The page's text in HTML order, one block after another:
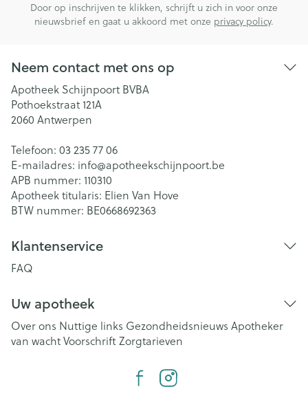
Door op inschrijven te klikken, schrijft u zich in voor onze
nieuwsbrief en gaat u akkoord met onze privacy policy.
Neem contact met ons op
Apotheek Schijnpoort BVBA
Pothoekstraat 121A
2060 Antwerpen
Telefoon: 03 235 77 06
E-mailadres: info@apotheekschijnpoort.be
APB nummer: 110310
Apotheek titularis: Elien Van Hove
BTW nummer: BE0668692363
Klantenservice
FAQ
Uw apotheek
Over ons Nuttige links Gezondheidsnieuws Apotheker
van wachtVoorschriftZorgtarieven